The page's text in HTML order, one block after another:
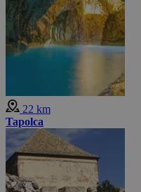
22 km
Tapolca